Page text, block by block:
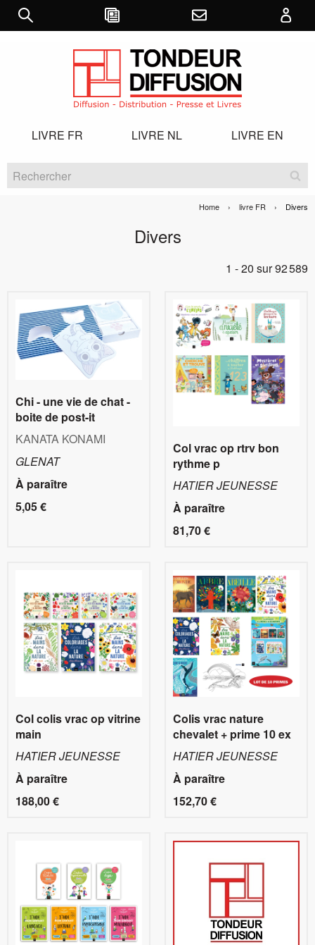
LIVRE FR LIVRE NL LIVRE EN
Home livre FR Current:
Divers
Divers
1 - 20 sur 92 589
Chi - une vie de chat -
boite de post-it
KANATA KONAMI
GLENAT
À paraître
5,05 €
Col vrac op rtrv bon
rythme p
HATIER JEUNESSE
À paraître
81,70 €
Col colis vrac op vitrine
main
HATIER JEUNESSE
À paraître
188,00 €
Colis vrac nature
chevalet + prime 10 ex
HATIER JEUNESSE
À paraître
152,70 €